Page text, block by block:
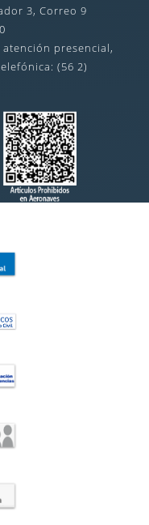
3, Correo 9
presencial,
(56 2)